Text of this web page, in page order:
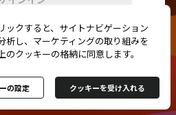
用ですか？新規登録
ックすると、サイトナビゲーション
析し、マーケティングの取り組みを
クッキーの格納に同意します。
の設定 クッキーを受け入れる